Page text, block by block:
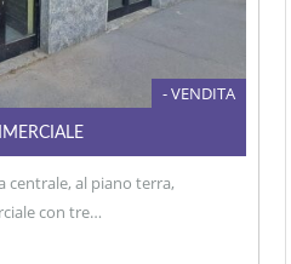
- VENDITA
centrale, al piano terra,
con tre…